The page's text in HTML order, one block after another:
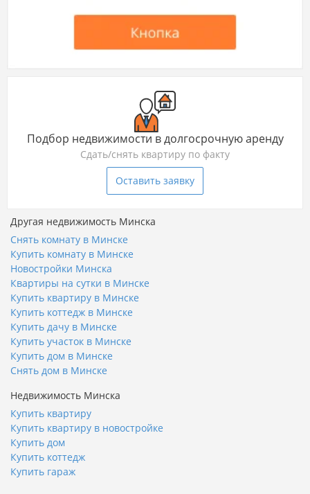
Подбор недвижимости в долгосрочную аренду
Сдать/снять квартиру по факту
Оставить заявку
Другая недвижимость Минска
Снять комнату в Минске
Купить комнату в Минске
Новостройки Минска
Квартиры на сутки в Минске
Купить квартиру в Минске
Купить коттедж в Минске
Купить дачу в Минске
Купить участок в Минске
Купить дом в Минске
Снять дом в Минске
Недвижимость Минска
Купить квартиру
Купить квартиру в новостройке
Купить дом
Купить коттедж
Купить гараж